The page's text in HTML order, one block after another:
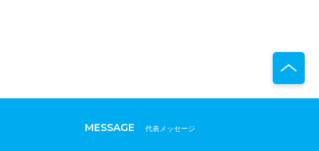
MESSAGE 代表メッセージ